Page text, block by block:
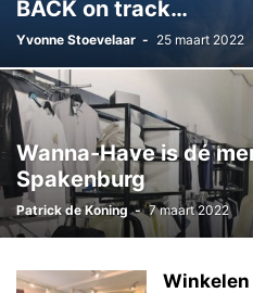
BACK on track…
Yvonne Stoevelaar - 25 maart 2022
Wanna-Have is dé
Spakenburg
Patrick de Koning - 7 maart 2022